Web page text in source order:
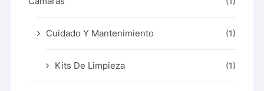
Cuidado Y Mantenimiento (1)
Kits De Limpieza (1)